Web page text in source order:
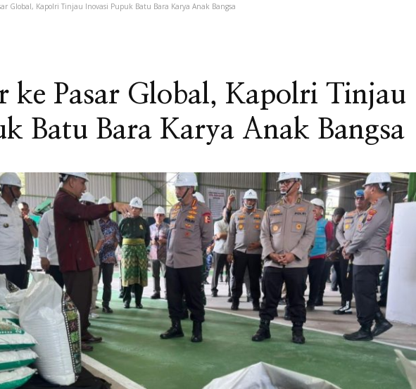
Global, Kapolri Tinjau Inovasi Pupuk Batu Bara Karya Anak Bangsa
ke Pasar Global, Kapolri Tinjau
Batu Bara Karya Anak Bangsa